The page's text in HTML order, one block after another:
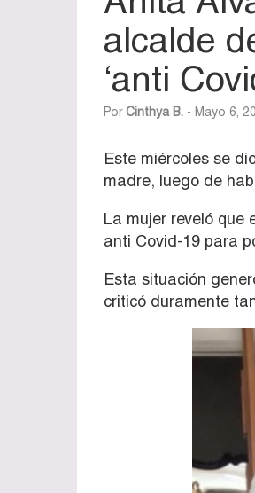
alcalde
‘anti
PorCinthya B. - Mayo 6,
Este miércoles se
madre, luego de
La mujer reveló que
anti Covid-19 para
Esta situación
criticó duramente